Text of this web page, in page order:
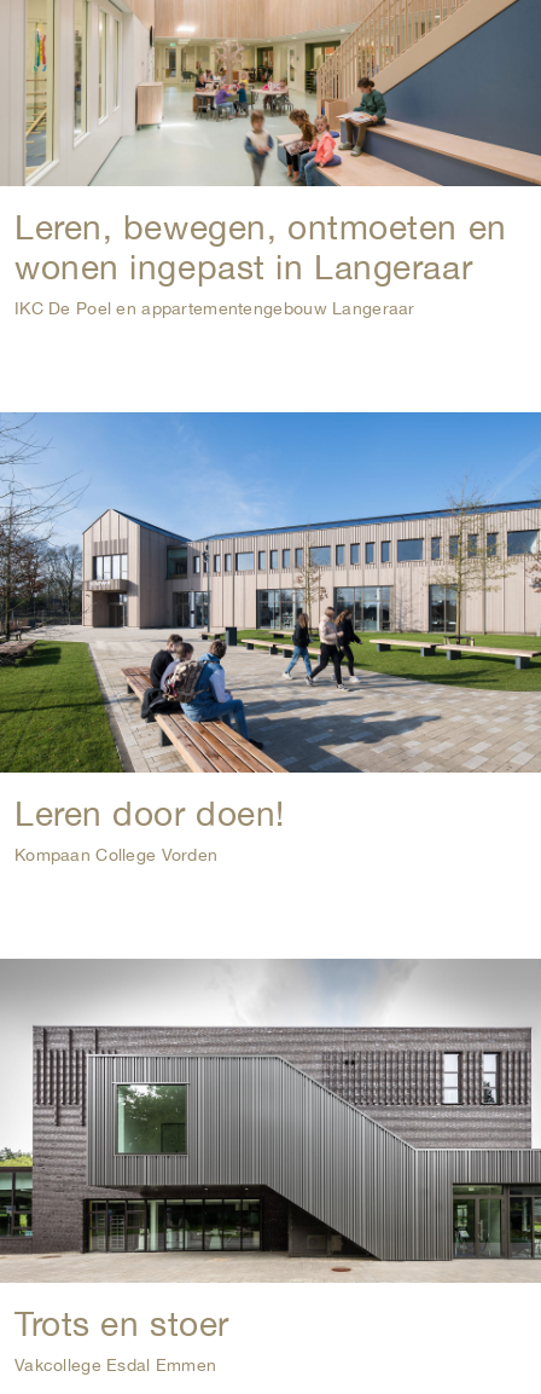
Leren, bewegen, ontmoeten en
wonen ingepast in Langeraar
IKC De Poel en appartementengebouw Langeraar
Leren door doen!
Kompaan College Vorden
Trots en stoer
Vakcollege Esdal Emmen